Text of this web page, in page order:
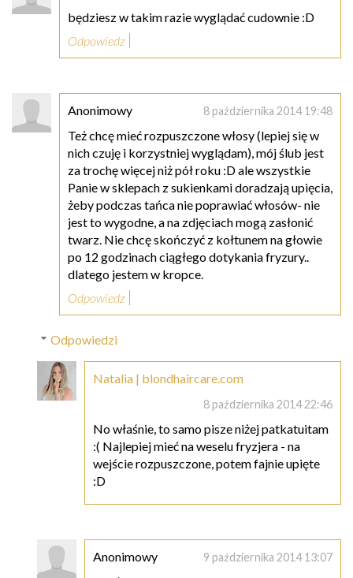
będziesz w takim razie wyglądać cudownie :D
Odpowiedz
Anonimowy 8 października 2014 19:48
Też chcę mieć rozpuszczone włosy (lepiej się w
nich czuję i korzystniej wyglądam), mój ślub jest
za trochę więcej niż pół roku :D ale wszystkie
Panie w sklepach z sukienkami doradzają upięcia,
żeby podczas tańca nie poprawiać włosów- nie
jest to wygodne, a na zdjęciach mogą zasłonić
twarz. Nie chcę skończyć z kołtunem na głowie
po 12 godzinach ciągłego dotykania fryzury..
dlatego jestem w kropce.
Odpowiedz
Odpowiedzi
Natalia | blondhaircare.com
8 października 2014 22:46
No właśnie, to samo pisze niżej patkatuitam
:( Najlepiej mieć na weselu fryzjera - na
wejście rozpuszczone, potem fajnie upięte
:D
Anonimowy 9 października 2014 13:07